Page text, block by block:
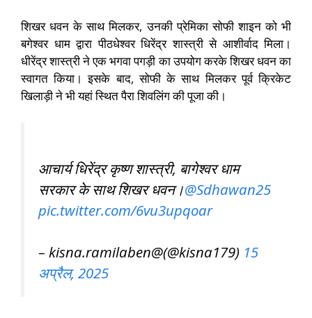
शिखर धवन के साथ मिलकर, उनकी प्रेमिका सोफी शाइन को भी
बगेश्वर धाम द्वारा पीठधेश्वर धिरेंद्र शास्त्री से आशीर्वाद मिला।
धीरेंद्र शास्त्री ने एक भगवा पगड़ी का उपयोग करके शिखर धवन का
स्वागत किया। इसके बाद, सोफी के साथ मिलकर पूर्व क्रिकेट
खिलाड़ी ने भी यहां स्थित पैरा शिवलिंग की पूजा की।
आचार्य धिरेंद्र कृष्ण शास्त्री, बागेश्वर धाम
सरकार के साथ शिखर धवन।@Sdhawan25
pic.twitter.com/6vu3upqoar
– kisna.ramilaben@(@kisna179) 15
अप्रैल, 2025